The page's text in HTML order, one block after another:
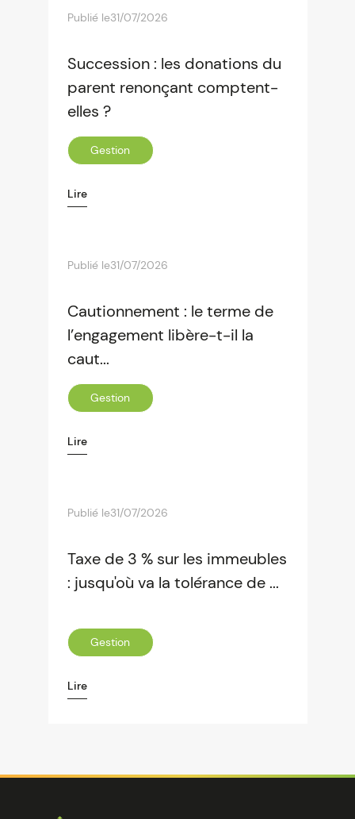
Publié le31/07/2026
Succession : les donations du
parent renonçant comptent-
elles ?
Gestion
Lire
Publié le31/07/2026
Cautionnement : le terme de
l’engagement libère-t-il la
caut...
Gestion
Lire
Publié le31/07/2026
Taxe de 3 % sur les immeubles
: jusqu'où va la tolérance de ...
Gestion
Lire